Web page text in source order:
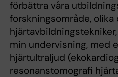
förbättra våra
forskningsområde, olika
min undervisning, med
hjärtultraljud
resonanstomografi